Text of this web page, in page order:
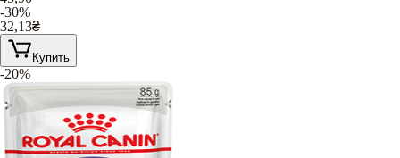
-30%
32,13₴
Купить
-20%